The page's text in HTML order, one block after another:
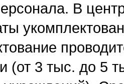
В
(от 3 тыс. до 5